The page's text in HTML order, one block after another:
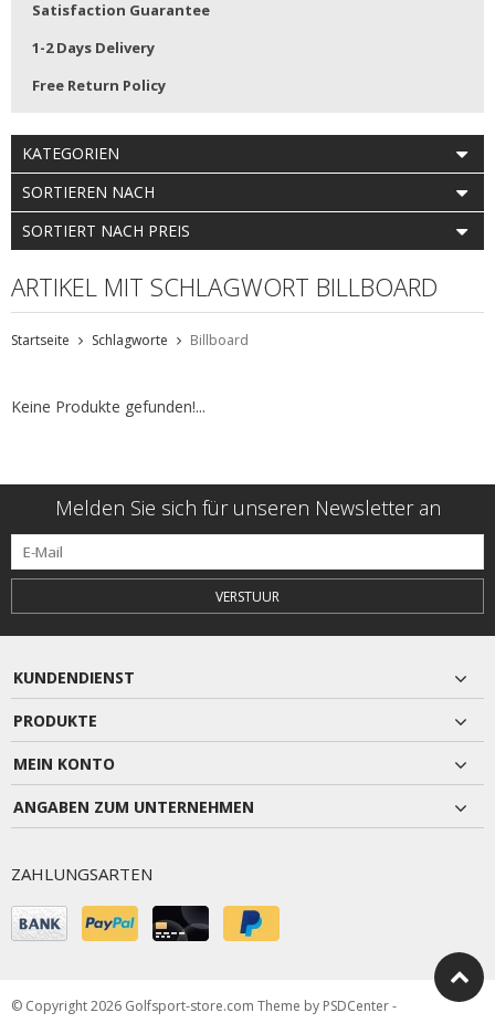
Satisfaction Guarantee
1-2 Days Delivery
Free Return Policy
KATEGORIEN
SORTIEREN NACH
SORTIERT NACH PREIS
ARTIKEL MIT SCHLAGWORT BILLBOARD
Startseite Schlagworte Billboard
Keine Produkte gefunden!...
Melden Sie sich für unseren Newsletter an
VERSTUUR
KUNDENDIENST
PRODUKTE
MEIN KONTO
ANGABEN ZUM UNTERNEHMEN
ZAHLUNGSARTEN
© Copyright 2026 Golfsport-store.com Theme by PSDCenter-